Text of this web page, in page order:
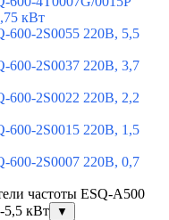
кВт
600-2S0055 220В, 5,5
600-2S0037 220В, 3,7
600-2S0022 220В, 2,2
600-2S0015 220В, 1,5
600-2S0007 220В, 0,7
частоты ESQ-A500
5,5 кВт
▼